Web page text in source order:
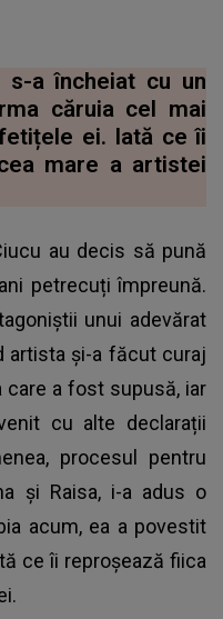
s-a încheiat cu un
căruia cel mai
ei. Iată ce îi
mare a artistei
au decis să pună
petrecuți împreună.
unui adevărat
artista și-a făcut curaj
care a fost supusă, iar
cu alte declarații
procesul pentru
și Raisa, i-a adus o
acum, ea a povestit
ce îi reproșează fiica